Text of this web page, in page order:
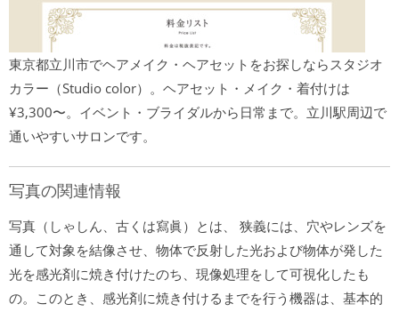
東京都立川市でヘアメイク・ヘアセットをお探しならスタジオ
カラー（Studio color）。ヘアセット・メイク・着付けは
¥3,300〜。イベント・ブライダルから日常まで。立川駅周辺で
通いやすいサロンです。
写真の関連情報
写真（しゃしん、古くは寫眞）とは、 狭義には、穴やレンズを
通して対象を結像させ、物体で反射した光および物体が発した
光を感光剤に焼き付けたのち、現像処理をして可視化したも
の。このとき、感光剤に焼き付けるまでを行う機器は、基本的